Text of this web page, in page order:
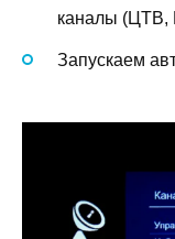
каналы (ЦТВ,
Запускаем